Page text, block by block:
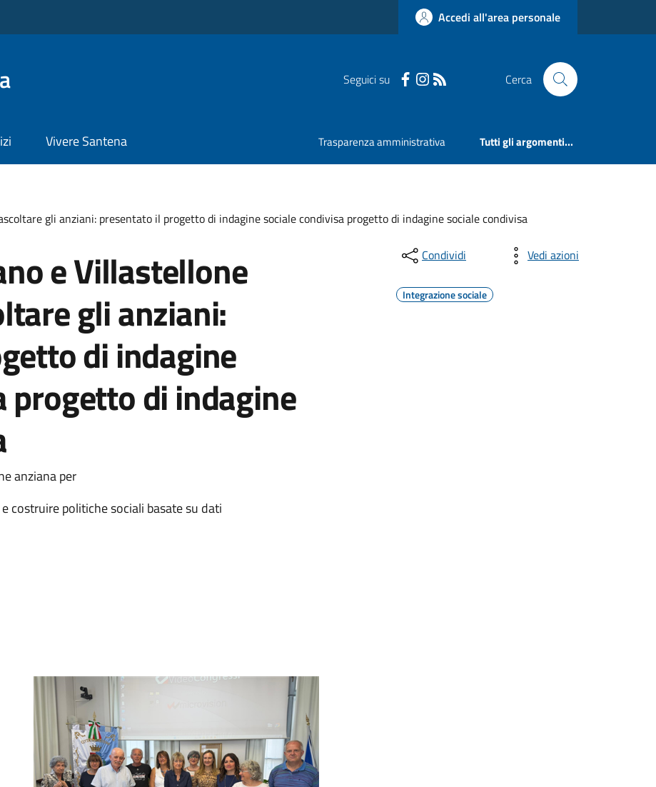
Accedi all'area personale
Seguici su Cerca
Vivere Santena Trasparenza amministrativa Tutti gli argomenti...
gli anziani: presentato il progetto di indagine sociale condivisa progetto di indagine sociale condivisa
e Villastellone
gli anziani:
di indagine
progetto di indagine
anziana per
costruire politiche sociali basate su dati
Condividi Vedi azioni
Integrazione sociale